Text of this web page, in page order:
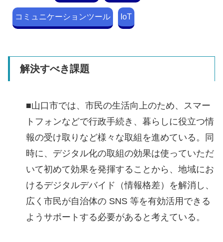
コミュニケーションツール IoT
解決すべき課題
■山口市では、市民の生活向上のため、スマー
トフォンなどで行政手続き、暮らしに役立つ情
報の受け取りなど様々な取組を進めている。同
時に、デジタル化の取組の効果は使っていただ
いて初めて効果を発揮することから、地域にお
けるデジタルデバイド（情報格差）を解消し、
広く市民が自治体の SNS 等を有効活用できる
ようサポートする必要があると考えている。